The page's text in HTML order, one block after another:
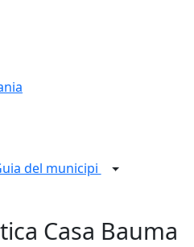
del municipi
Casa Bauma